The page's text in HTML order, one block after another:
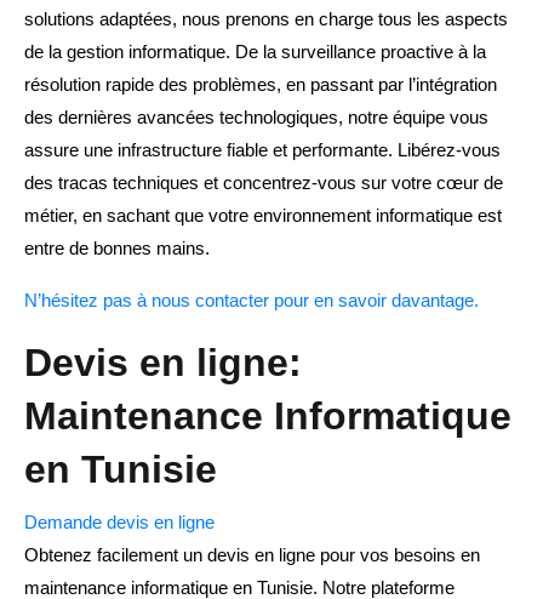
solutions adaptées, nous prenons en charge tous les aspects
de la gestion informatique. De la surveillance proactive à la
résolution rapide des problèmes, en passant par l’intégration
des dernières avancées technologiques, notre équipe vous
assure une infrastructure fiable et performante. Libérez-vous
des tracas techniques et concentrez-vous sur votre cœur de
métier, en sachant que votre environnement informatique est
entre de bonnes mains.
N’hésitez pas à nous contacter pour en savoir davantage.
Devis en ligne:
Maintenance Informatique
en Tunisie
Demande devis en ligne
Obtenez facilement un devis en ligne pour vos besoins en
maintenance informatique en Tunisie. Notre plateforme